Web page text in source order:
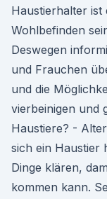
Haustierhalter ist
Wohlbefinden
Deswegen
und Frauchen
und die
vierbeinigen und
Haustiere? -
sich ein Haustier
Dinge klären,
kommen kann.